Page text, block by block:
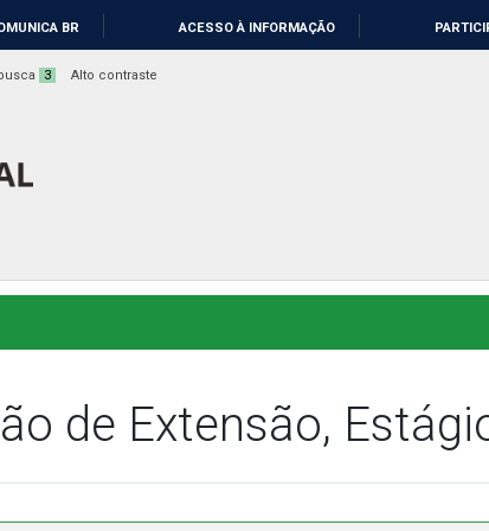
BR ACESSO À INFORMAÇÃO
3 Alto contraste
de Extensão,